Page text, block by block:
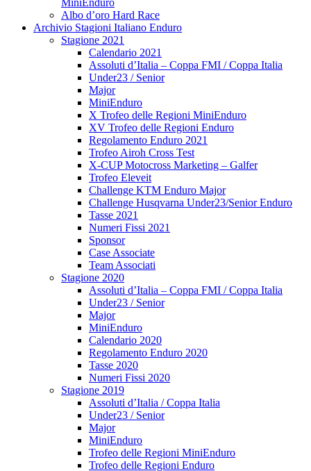
Albo d’oro Hard Race
Archivio Stagioni Italiano Enduro
Stagione 2021
Calendario 2021
Assoluti d’Italia – Coppa FMI / Coppa Italia
Under23 / Senior
Major
MiniEnduro
X Trofeo delle Regioni MiniEnduro
XV Trofeo delle Regioni Enduro
Regolamento Enduro 2021
Trofeo Airoh Cross Test
X-CUP Motocross Marketing – Galfer
Trofeo Eleveit
Challenge KTM Enduro Major
Challenge Husqvarna Under23/Senior Enduro
Tasse 2021
Numeri Fissi 2021
Sponsor
Case Associate
Team Associati
Stagione 2020
Assoluti d’Italia – Coppa FMI / Coppa Italia
Under23 / Senior
Major
MiniEnduro
Calendario 2020
Regolamento Enduro 2020
Tasse 2020
Numeri Fissi 2020
Stagione 2019
Assoluti d’Italia / Coppa Italia
Under23 / Senior
Major
MiniEnduro
Trofeo delle Regioni MiniEnduro
Trofeo delle Regioni Enduro